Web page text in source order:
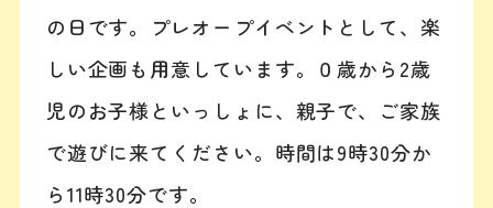
の日です。プレオープイベントとして、楽
しい企画も用意しています。０歳から2歳
児のお子様といっしょに、親子で、ご家族
で遊びに来てください。時間は9時30分か
ら11時30分です。